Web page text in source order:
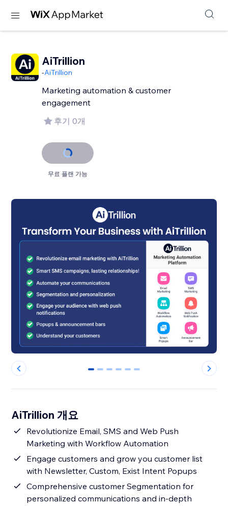
AiTrillion
-AiTrillion
Marketing automation & customer
engagement
후기 0개
무료 플랜 가능
0 1 2 3 4 5
AiTrillion 개요
Revolutionize Email, SMS and Web Push
Marketing with Workflow Automation
Engage customers and grow you customer list
with Newsletter, Custom, Exist Intent Popups
Comprehensive customer Segmentation for
personalized communications and in-depth